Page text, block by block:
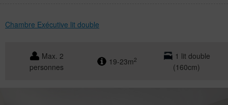
Chambre Exécutive lit double
Max. 2
personnes
19-23m2
1 lit double
(160cm)